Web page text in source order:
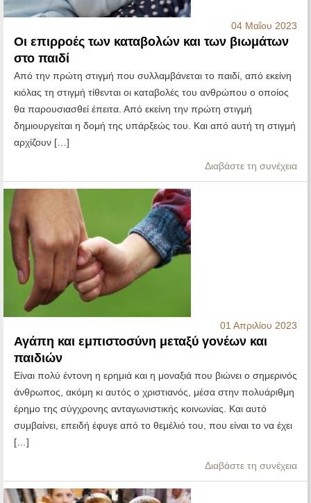
04 Μαΐου 2023
Οι επιρροές των καταβολών και των βιωμάτων
στο παιδί
Από την πρώτη στιγμή που συλλαμβάνεται το παιδί, από εκείνη
κιόλας τη στιγμή τίθενται οι καταβολές του ανθρώπου ο οποίος
θα παρουσιασθεί έπειτα. Από εκείνη την πρώτη στιγμή
δημιουργείται η δομή της υπάρξεώς του. Και από αυτή τη στιγμή
αρχίζουν […]
Διαβάστε τη συνέχεια
01 Απριλίου 2023
Αγάπη και εμπιστοσύνη μεταξύ γονέων και
παιδιών
Είναι πολύ έντονη η ερημιά και η μοναξιά που βιώνει ο σημερινός
άνθρωπος, ακόμη κι αυτός ο χριστιανός, μέσα στην πολυάριθμη
έρημο της σύγχρονης ανταγωνιστικής κοινωνίας. Και αυτό
συμβαίνει, επειδή έφυγε από το θεμέλιό του, που είναι το να έχει
[…]
Διαβάστε τη συνέχεια